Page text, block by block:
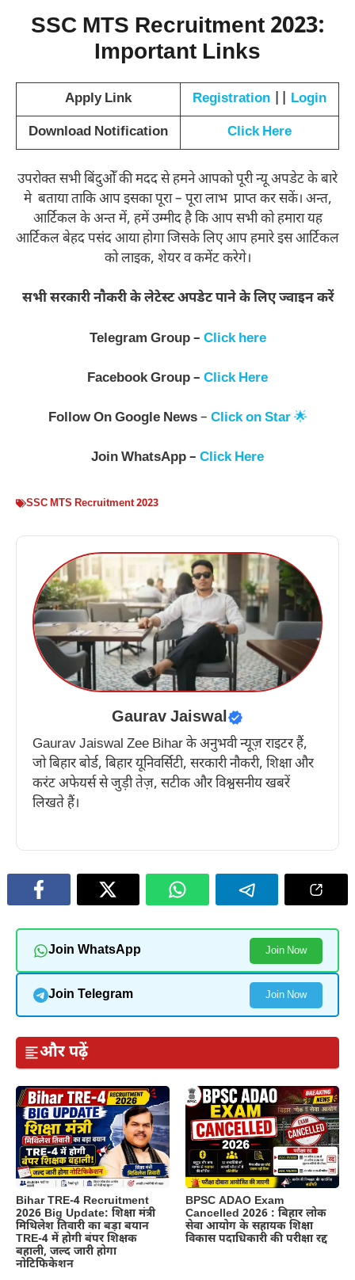
SSC MTS Recruitment 2023:
Important Links
Apply Link Registration
Login
Download Notification
Click Here
उपरोक्त सभी बिंदुओँ की मदद से हमने आपको पूरी न्यू अपडेट के बारे
मे बताया ताकि आप इसका पूरा – पूरा लाभ प्राप्त कर सकें। अन्त,
आर्टिकल के अन्त में, हमें उम्मीद है कि आप सभी को हमारा यह
आर्टिकल बेहद पसंद आया होगा जिसके लिए आप हमारे इस आर्टिकल
को लाइक, शेयर व कमेंट करेगे।
सभी सरकारी नौकरी के लेटेस्ट अपडेट पाने के लिए ज्वाइन करें
Telegram Group – Click here
Facebook Group – Click Here
Follow On Google News– Click on Star🌟
Join WhatsApp – Click Here
SSC MTS Recruitment 2023
Gaurav Jaiswal
Gaurav Jaiswal Zee Bihar के अनुभवी न्यूज़ राइटर हैं,
जो बिहार बोर्ड, बिहार यूनिवर्सिटी, सरकारी नौकरी, शिक्षा और
करंट अफेयर्स से जुड़ी तेज़, सटीक और विश्वसनीय खबरें
लिखते हैं।
Join WhatsApp Join Now
Join Telegram Join Now
और पढ़ें
Bihar TRE-4 Recruitment
2026 Big Update: शिक्षा मंत्री
मिथिलेश तिवारी का बड़ा बयान
TRE-4 में होगी बंपर शिक्षक
बहाली, जल्द जारी होगा
नोटिफिकेशन
BPSC ADAO Exam
Cancelled 2026 : बिहार लोक
सेवा आयोग के सहायक शिक्षा
विकास पदाधिकारी की परीक्षा रद्द